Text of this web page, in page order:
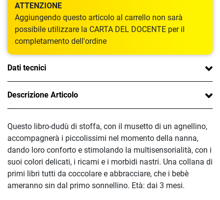
ATTENZIONE
Aggiungendo questo articolo al carrello non sarà
possibile utilizzare la CARTA DEL DOCENTE per il
completamento dell'ordine
Dati tecnici
Descrizione Articolo
Questo libro-dudù di stoffa, con il musetto di un agnellino,
accompagnerà i piccolissimi nel momento della nanna,
dando loro conforto e stimolando la multisensorialità, con i
suoi colori delicati, i ricami e i morbidi nastri. Una collana di
primi libri tutti da coccolare e abbracciare, che i bebè
ameranno sin dal primo sonnellino. Età: dai 3 mesi.